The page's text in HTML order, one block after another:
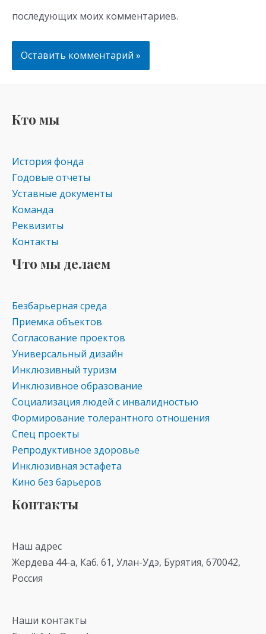
последующих моих комментариев.
Кто мы
История фонда
Годовые отчеты
Уставные документы
Команда
Реквизиты
Контакты
Что мы делаем
Безбарьерная среда
Приемка объектов
Согласование проектов
Универсальный дизайн
Инклюзивный туризм
Инклюзивное образование
Социализация людей с инвалидностью
Формирование толерантного отношения
Спец проекты
Репродуктивное здоровье
Инклюзивная эстафета
Кино без барьеров
Контакты
Наш адрес
Жердева 44-а, Каб. 61, Улан-Удэ, Бурятия, 670042,
Россия
Наши контакты